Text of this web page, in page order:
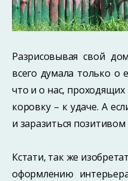
Разрисовывая свой
всего думала только о
что и о нас,
коровку – к удаче. А
и заразиться позитивом
Кстати, так же
оформлению